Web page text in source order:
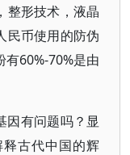
整形技术，液晶
民币使用的防伪
60%-70%是由
因有问题吗？显
古代中国的辉